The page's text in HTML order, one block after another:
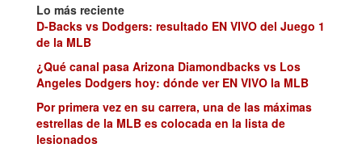
Lo más reciente
D-Backs vs Dodgers: resultado EN VIVO del Juego 1
de la MLB
¿Qué canal pasa Arizona Diamondbacks vs Los
Angeles Dodgers hoy: dónde ver EN VIVO la MLB
Por primera vez en su carrera, una de las máximas
estrellas de la MLB es colocada en la lista de
lesionados